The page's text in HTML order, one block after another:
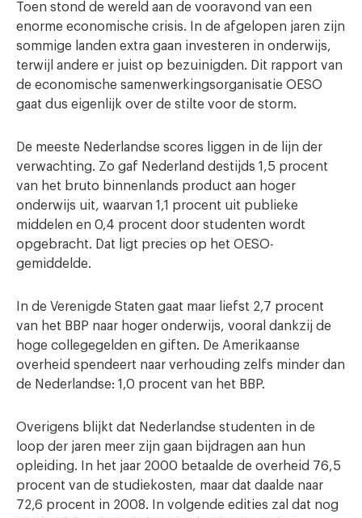
Toen stond de wereld aan de vooravond van een
enorme economische crisis. In de afgelopen jaren zijn
sommige landen extra gaan investeren in onderwijs,
terwijl andere er juist op bezuinigden. Dit rapport van
de economische samenwerkingsorganisatie OESO
gaat dus eigenlijk over de stilte voor de storm.
De meeste Nederlandse scores liggen in de lijn der
verwachting. Zo gaf Nederland destijds 1,5 procent
van het bruto binnenlands product aan hoger
onderwijs uit, waarvan 1,1 procent uit publieke
middelen en 0,4 procent door studenten wordt
opgebracht. Dat ligt precies op het OESO-
gemiddelde.
In de Verenigde Staten gaat maar liefst 2,7 procent
van het BBP naar hoger onderwijs, vooral dankzij de
hoge collegegelden en giften. De Amerikaanse
overheid spendeert naar verhouding zelfs minder dan
de Nederlandse: 1,0 procent van het BBP.
Overigens blijkt dat Nederlandse studenten in de
loop der jaren meer zijn gaan bijdragen aan hun
opleiding. In het jaar 2000 betaalde de overheid 76,5
procent van de studiekosten, maar dat daalde naar
72,6 procent in 2008. In volgende edities zal dat nog